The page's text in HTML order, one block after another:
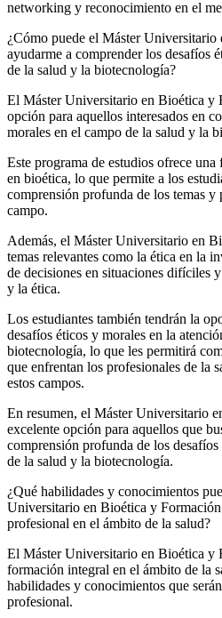
networking y reconocimiento en el
¿Cómo puede el Máster
ayudarme a comprender los desafíos
de la salud y la biotecnología?
El Máster Universitario en Bioética y
opción para aquellos interesados en
morales en el campo de la salud y la
Este programa de estudios ofrece
en bioética, lo que permite a los
comprensión profunda de los temas y
campo.
Además, el Máster Universitario en
temas relevantes como la ética en la
de decisiones en situaciones difíciles
y la ética.
Los estudiantes también tendrán la
desafíos éticos y morales en la
biotecnología, lo que les permitirá
que enfrentan los profesionales de la
estos campos.
En resumen, el Máster Universitario
excelente opción para aquellos que
comprensión profunda de los
de la salud y la biotecnología.
¿Qué habilidades y conocimientos
Universitario en Bioética y
profesional en el ámbito de la salud?
El Máster Universitario en Bioética y
formación integral en el ámbito de la
habilidades y conocimientos que
profesional.